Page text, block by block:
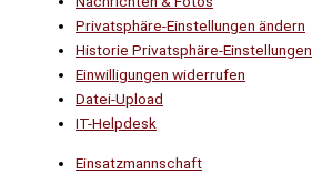
Privatsphäre-Einstellungen ändern
Historie Privatsphäre-Einstellungen
Einwilligungen widerrufen
Datei-Upload
IT-Helpdesk
Einsatzmannschaft